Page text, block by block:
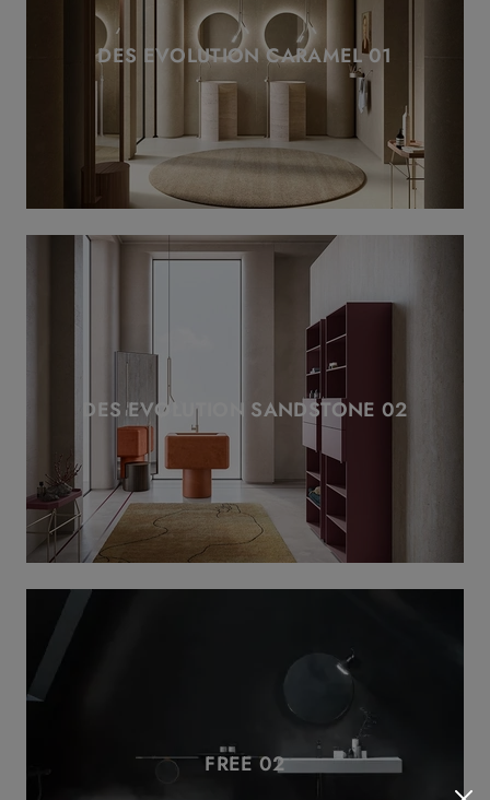
DES EVOLUTION CARAMEL 01
DES EVOLUTION SANDSTONE 02
FREE 02